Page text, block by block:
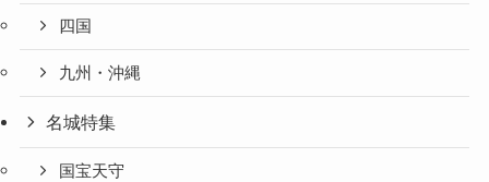
四国
九州・沖縄
名城特集
国宝天守